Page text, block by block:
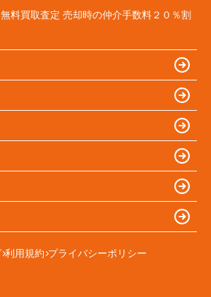
料買取査定 売却時の仲介手数料２０％割
利用規約 プライバシーポリシー